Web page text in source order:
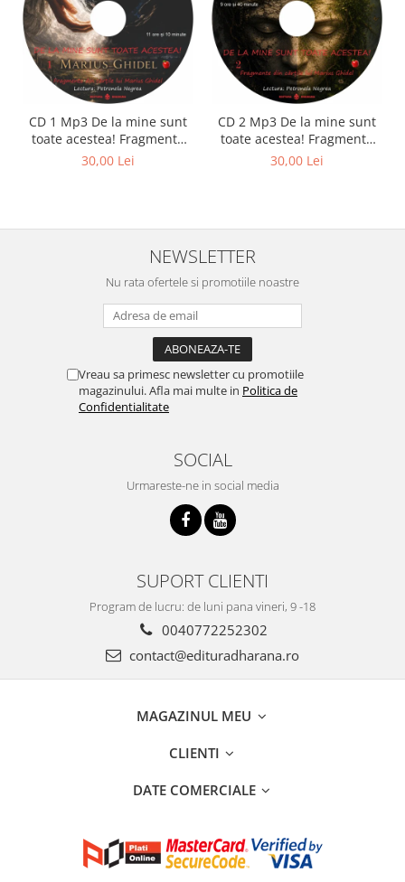
CD 1 Mp3 De la mine sunt
toate acestea! Fragmente
din cărțile lui Marius Ghidel
30,00 Lei
CD 2 Mp3 De la mine sunt
toate acestea! Fragmente
din cărțile lui Marius Ghidel
30,00 Lei
NEWSLETTER
Nu rata ofertele si promotiile noastre
Vreau sa primesc newsletter cu promotiile
magazinului. Afla mai multe in Politica de
Confidentialitate
SOCIAL
Urmareste-ne in social media
SUPORT CLIENTI
Program de lucru: de luni pana vineri, 9 -18
0040772252302
contact@edituradharana.ro
MAGAZINUL MEU
CLIENTI
DATE COMERCIALE